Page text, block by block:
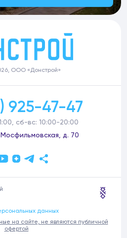
ООО «Донстрой»
925-47-47
сб-вс: 10:00-20:00
д. 70
данных
на сайте, не являются публичной
офертой